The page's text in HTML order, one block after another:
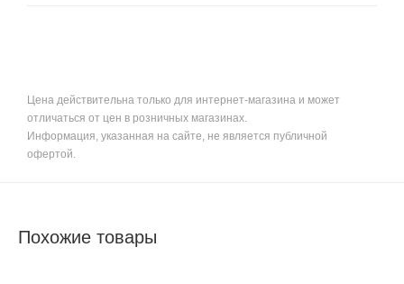
Цена действительна только для интернет-магазина и может
отличаться от цен в розничных магазинах.
Информация, указанная на сайте, не является публичной
офертой.
Похожие товары